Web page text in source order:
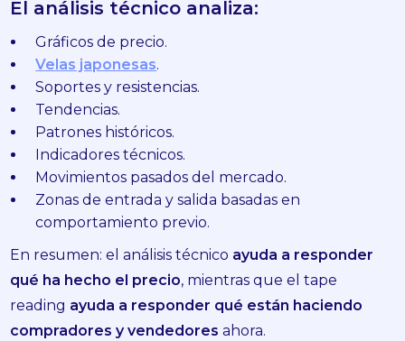
El análisis técnico analiza:
Gráficos de precio.
Velas japonesas.
Soportes y resistencias.
Tendencias.
Patrones históricos.
Indicadores técnicos.
Movimientos pasados del mercado.
Zonas de entrada y salida basadas en
comportamiento previo.
En resumen: el análisis técnico ayuda a responder
qué ha hecho el precio, mientras que el tape
reading ayuda a responder qué están haciendo
compradores y vendedores ahora.